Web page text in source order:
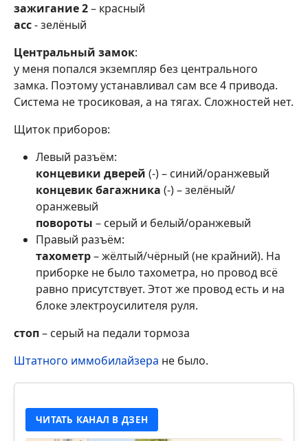
зажигание 2– красный
асс- зелёный
Центральный замок:
у меня попался экземпляр без центрального
замка. Поэтому устанавливал сам все 4 привода.
Система не тросиковая, а на тягах. Сложностей нет.
Щиток приборов:
Левый разъём:
концевики дверей (-) – синий/оранжевый
концевик багажника (-) – зелёный/
оранжевый
повороты – серый и белый/оранжевый
Правый разъём:
тахометр– жёлтый/чёрный (не крайний). На
приборке не было тахометра, но провод всё
равно присутствует. Этот же провод есть и на
блоке электроусилителя руля.
стоп– серый на педали тормоза
Штатного иммобилайзера не было.
ЧИТАТЬ КАНАЛ В ДЗЕН